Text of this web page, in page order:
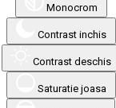
Monocrom
Contrast inchis
Contrast deschis
Saturatie joasa